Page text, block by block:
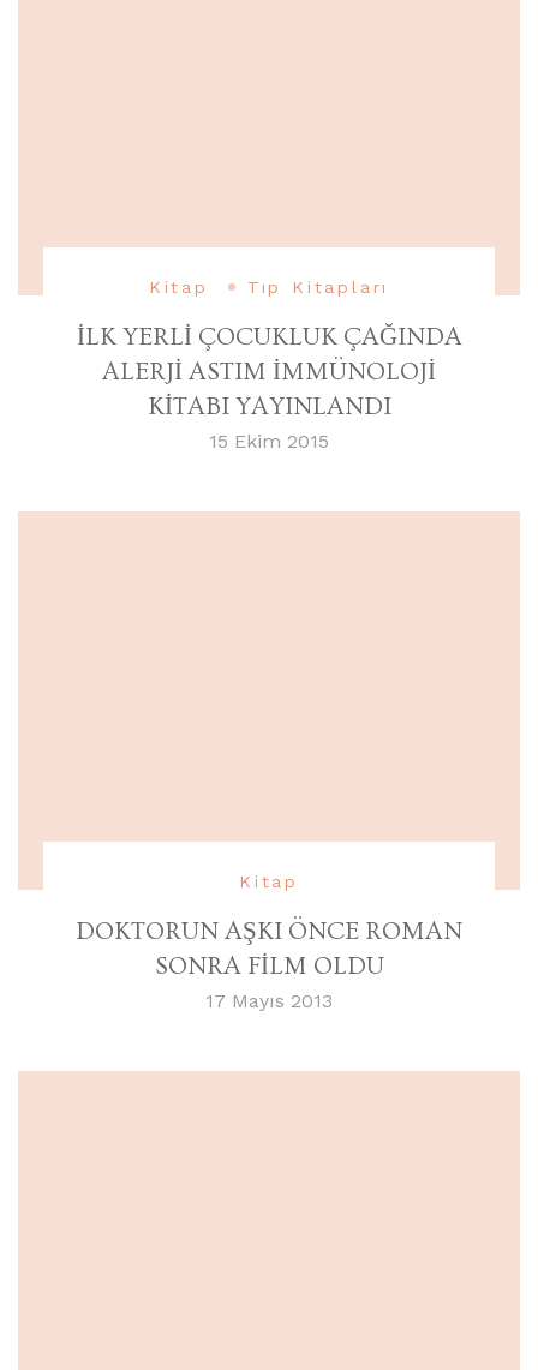
Kitap Tıp Kitapları
İLK YERLİ ÇOCUKLUK ÇAĞINDA
ALERJİ ASTIM İMMÜNOLOJİ
KİTABI YAYINLANDI
15 Ekim 2015
Kitap
DOKTORUN AŞKI ÖNCE ROMAN
SONRA FİLM OLDU
17 Mayıs 2013